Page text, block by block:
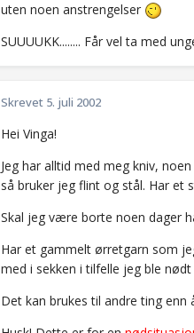
uten noen anstrengelser
SUUUUKK........ Får vel ta med
Skrevet 5. juli 2002
Hei Vinga!
Jeg har alltid med meg kniv,
så bruker jeg flint og stål. Har et
Skal jeg være borte noen dager
Har et gammelt ørretgarn som
med i sekken i tilfelle jeg ble
Det kan brukes til andre ting enn